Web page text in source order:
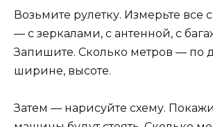
Возьмите рулетку. Измерьте
— с зеркалами, с антенной, с
Запишите. Сколько метров — по
ширине, высоте.
Затем — нарисуйте схему.